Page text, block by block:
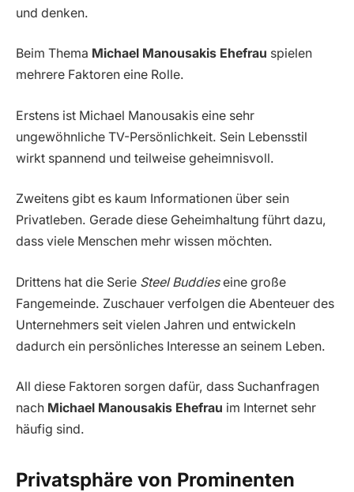
und denken.
Beim Thema Michael Manousakis Ehefrau spielen
mehrere Faktoren eine Rolle.
Erstens ist Michael Manousakis eine sehr
ungewöhnliche TV-Persönlichkeit. Sein Lebensstil
wirkt spannend und teilweise geheimnisvoll.
Zweitens gibt es kaum Informationen über sein
Privatleben. Gerade diese Geheimhaltung führt dazu,
dass viele Menschen mehr wissen möchten.
Drittens hat die Serie Steel Buddieseine große
Fangemeinde. Zuschauer verfolgen die Abenteuer des
Unternehmers seit vielen Jahren und entwickeln
dadurch ein persönliches Interesse an seinem Leben.
All diese Faktoren sorgen dafür, dass Suchanfragen
nach Michael Manousakis Ehefrau im Internet sehr
häufig sind.
Privatsphäre von Prominenten